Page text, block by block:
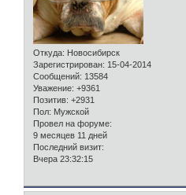
Откуда: Новосибирск
Зарегистрирован: 15-04-2014
Сообщений: 13584
Уважение: +9361
Позитив: +2931
Пол: Мужской
Провел на форуме:
9 месяцев 11 дней
Последний визит:
Вчера 23:32:15